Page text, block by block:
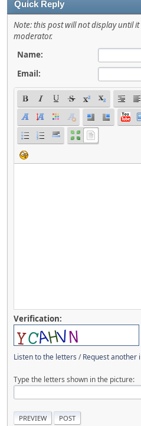
Quick Reply
Note: this post will not display until
moderator.
Name:
Email:
Verification:
Listen to the letters /Request another
Type the letters shown in the picture: